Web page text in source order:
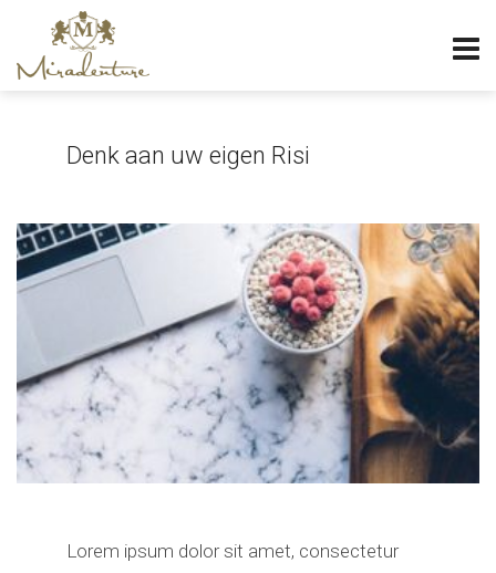
Denk aan uw eigen Risi
Lorem ipsum dolor sit amet, consectetur